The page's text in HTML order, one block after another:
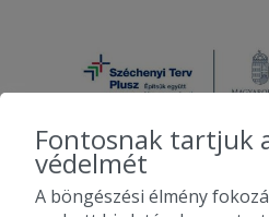
2010-2026 Copyright -
Fontosnak tartjuk
védelmét
A böngészési élmény